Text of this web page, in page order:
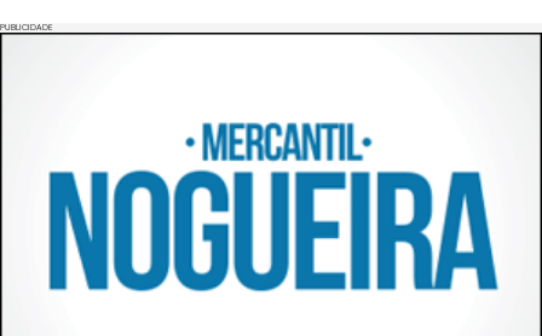
PUBLICIDADE